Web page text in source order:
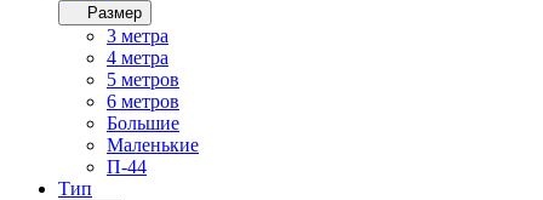
Размер
3 метра
4 метра
5 метров
6 метров
Большие
Маленькие
П-44
Тип